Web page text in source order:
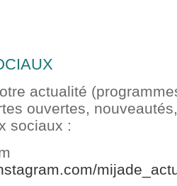
actualité
ouvertes,
sociaux :